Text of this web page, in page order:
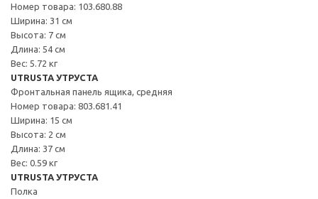
Номер товара: 103.680.88
Ширина: 31 см
Высота: 7 см
Длина: 54 см
Вес: 5.72 кг
UTRUSTA УТРУСТА
Фронтальная панель ящика, средняя
Номер товара: 803.681.41
Ширина: 15 см
Высота: 2 см
Длина: 37 см
Вес: 0.59 кг
UTRUSTA УТРУСТА
Полка